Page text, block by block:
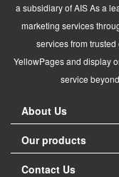
a subsidiary of AIS As a
marketing services
services from
YellowPages and display
service
About Us
Our products
Contact Us